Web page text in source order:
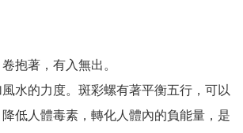
抱著，有入無出。
水的力度。斑彩螺有著平衡五行，可以
低人體毒素，轉化人體內的負能量，是